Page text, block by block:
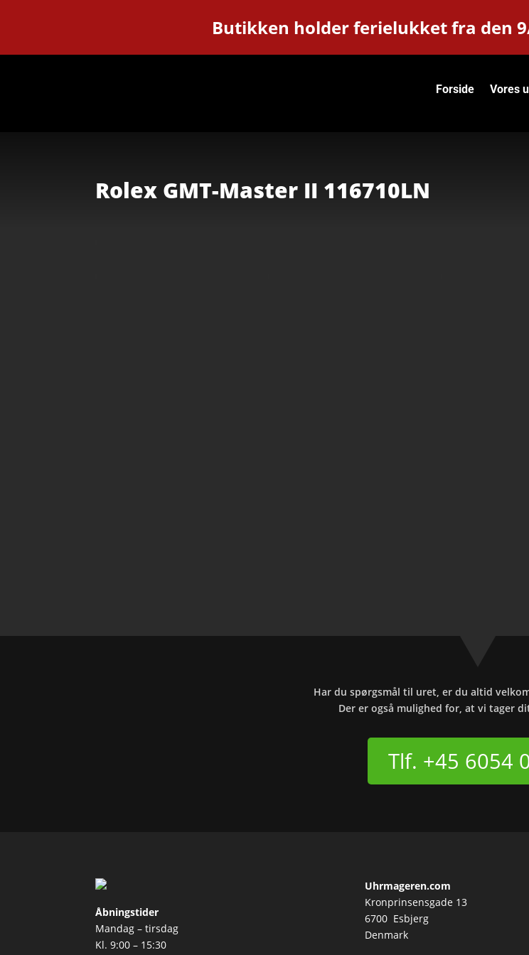
Butikken holder ferielukket fra den
Forside Vores
Rolex GMT-Master II 116710LN
Har du spørgsmål til uret, er du altid
Der er også mulighed for, at vi tager
Tlf. +45 6054
Åbningstider
Mandag – tirsdag
Kl. 9:00 – 15:30
Uhrmageren.com
Kronprinsensgade 13
6700 Esbjerg
Denmark